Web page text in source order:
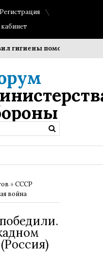
Регистрация
помогает
»СССР
война